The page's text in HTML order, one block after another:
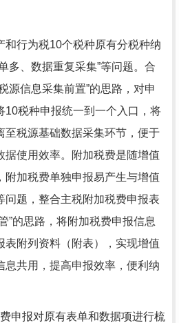
和行为税10个税种原有分税种纳
多、数据重复采集”等问题。合
源信息采集前置”的思路，对申
10税种申报统一到一个入口，将
至税源基础数据采集环节，便于
据使用效率。附加税费是随增值
附加税费单独申报易产生与增值
问题，整合主税附加税费申报表
”的思路，将附加税费申报信息
表附列资料（附表），实现增值
息共用，提高申报效率，便利纳
申报对原有表单和数据项进行梳